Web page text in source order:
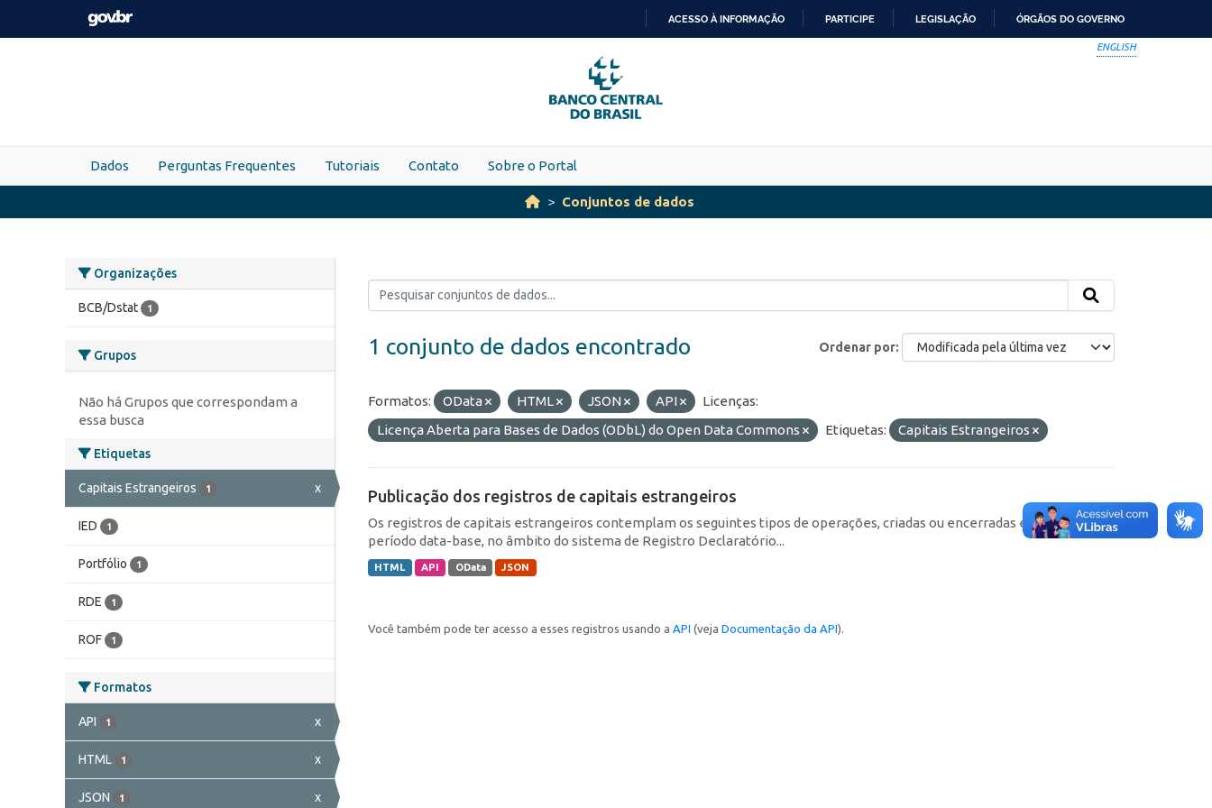
Skip to main content
PARA
O
CONTEÚDO
ACESSO À INFORMAÇÃO PARTICIPE LEGISLAÇÃO ÓRGÃOS DO GOVERNO
ENGLISH
Dados Perguntas Frequentes Tutoriais Contato Sobre o Portal
Conjuntos de dados
Organizações
BCB/Dstat 1
Grupos
Não há Grupos que correspondam a
essa busca
Etiquetas
Capitais Estrangeiros 1 x
IED 1
Portfólio 1
RDE 1
ROF 1
Formatos
API 1 x
HTML 1 x
JSON 1 x
Ordenar por
1 conjunto de dados encontrado
Formatos: OData HTML JSON API
Licenças:
Licença Aberta para Bases de Dados (ODbL) do Open Data Commons
Etiquetas: Capitais Estrangeiros
Publicação dos registros de capitais estrangeiros
Os registros de capitais estrangeiros contemplam os seguintes tipos de operações, criadas ou encerradas em cada
período data-base, no âmbito do sistema de Registro Declaratório...
HTML API OData JSON
Você também pode ter acesso a esses registros usando a API (veja Documentação da API).